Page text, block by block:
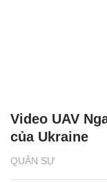
QUÂN SỰ
Video UAV
của Ukraine